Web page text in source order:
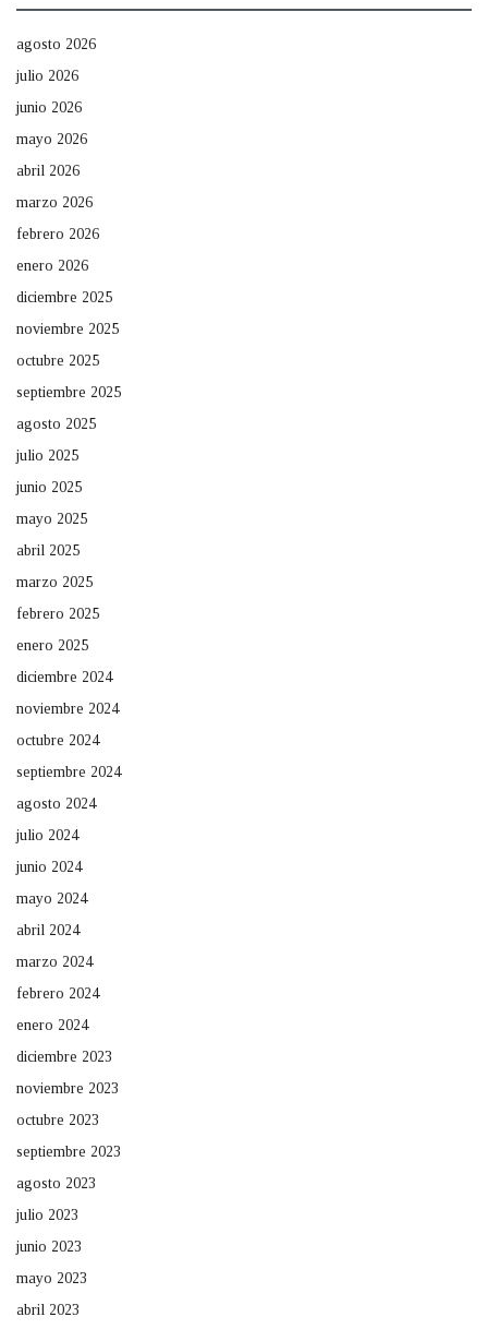
agosto 2026
julio 2026
junio 2026
mayo 2026
abril 2026
marzo 2026
febrero 2026
enero 2026
diciembre 2025
noviembre 2025
octubre 2025
septiembre 2025
agosto 2025
julio 2025
junio 2025
mayo 2025
abril 2025
marzo 2025
febrero 2025
enero 2025
diciembre 2024
noviembre 2024
octubre 2024
septiembre 2024
agosto 2024
julio 2024
junio 2024
mayo 2024
abril 2024
marzo 2024
febrero 2024
enero 2024
diciembre 2023
noviembre 2023
octubre 2023
septiembre 2023
agosto 2023
julio 2023
junio 2023
mayo 2023
abril 2023